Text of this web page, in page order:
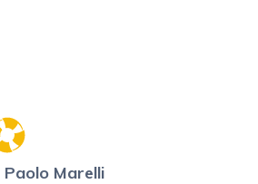
Paolo Marelli